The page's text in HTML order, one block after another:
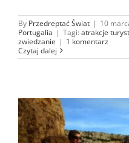
By Przedreptać Świat | 10
Portugalia | Tagi: atrakcje
zwiedzanie | 1 komentarz
Czytaj dalej